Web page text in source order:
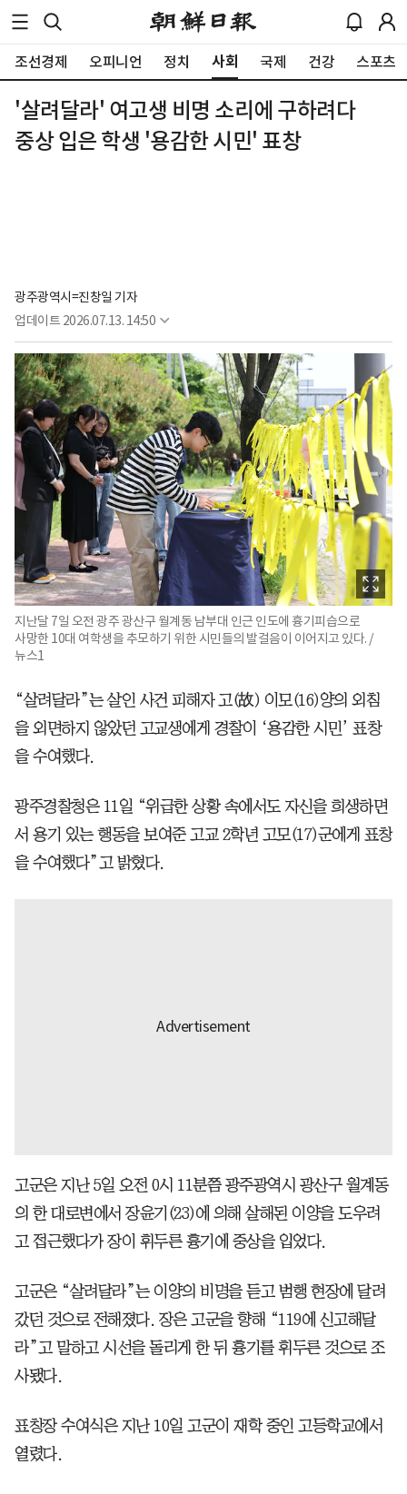
조선경제 오피니언 정치 사회 국제 건강 스포츠
'살려달라' 여고생 비명 소리에 구하려다
중상 입은 학생 '용감한 시민' 표창
광주광역시=진창일 기자
업데이트 2026.07.13. 14:50
지난달 7일 오전 광주 광산구 월계동 남부대 인근 인도에 흉기피습으로
사망한 10대 여학생을 추모하기 위한 시민들의 발걸음이 이어지고 있다. /
뉴스1
“살려달라”는 살인 사건 피해자 고(故) 이모(16)양의 외침
을 외면하지 않았던 고교생에게 경찰이 ‘용감한 시민’ 표창
을 수여했다.
광주경찰청은 11일 “위급한 상황 속에서도 자신을 희생하면
서 용기 있는 행동을 보여준 고교 2학년 고모(17)군에게 표창
을 수여했다”고 밝혔다.
고군은 지난 5일 오전 0시 11분쯤 광주광역시 광산구 월계동
의 한 대로변에서 장윤기(23)에 의해 살해된 이양을 도우려
고 접근했다가 장이 휘두른 흉기에 중상을 입었다.
고군은 “살려달라”는 이양의 비명을 듣고 범행 현장에 달려
갔던 것으로 전해졌다. 장은 고군을 향해 “119에 신고해달
라”고 말하고 시선을 돌리게 한 뒤 흉기를 휘두른 것으로 조
사됐다.
표창장 수여식은 지난 10일 고군이 재학 중인 고등학교에서
열렸다.